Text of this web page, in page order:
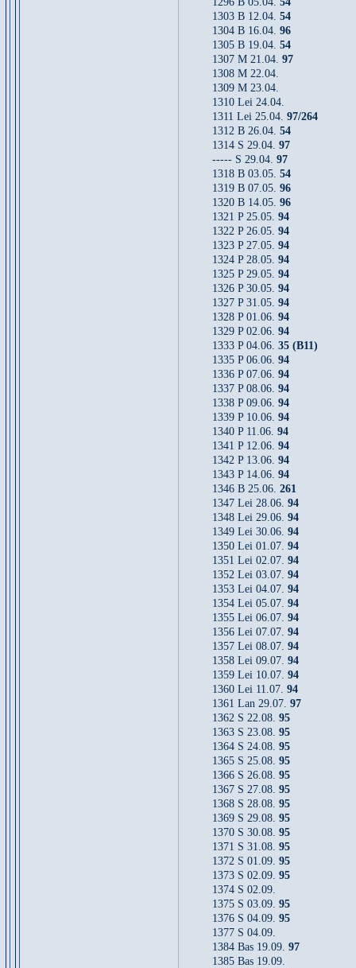
1303 B 12.04. 54
1304 B 16.04. 96
1305 B 19.04. 54
1307 M 21.04. 97
1308 M 22.04.
1309 M 23.04.
1310 Lei 24.04.
1311 Lei 25.04. 97/264
1312 B 26.04. 54
1314 S 29.04. 97
----- S 29.04. 97
1318 B 03.05. 54
1319 B 07.05. 96
1320 B 14.05. 96
1321 P 25.05. 94
1322 P 26.05. 94
1323 P 27.05. 94
1324 P 28.05. 94
1325 P 29.05. 94
1326 P 30.05. 94
1327 P 31.05. 94
1328 P 01.06. 94
1329 P 02.06. 94
1333 P 04.06. 35 (B11)
1335 P 06.06. 94
1336 P 07.06. 94
1337 P 08.06. 94
1338 P 09.06. 94
1339 P 10.06. 94
1340 P 11.06. 94
1341 P 12.06. 94
1342 P 13.06. 94
1343 P 14.06. 94
1346 B 25.06. 261
1347 Lei 28.06. 94
1348 Lei 29.06. 94
1349 Lei 30.06. 94
1350 Lei 01.07. 94
1351 Lei 02.07. 94
1352 Lei 03.07. 94
1353 Lei 04.07. 94
1354 Lei 05.07. 94
1355 Lei 06.07. 94
1356 Lei 07.07. 94
1357 Lei 08.07. 94
1358 Lei 09.07. 94
1359 Lei 10.07. 94
1360 Lei 11.07. 94
1361 Lan 29.07. 97
1362 S 22.08. 95
1363 S 23.08. 95
1364 S 24.08. 95
1365 S 25.08. 95
1366 S 26.08. 95
1367 S 27.08. 95
1368 S 28.08. 95
1369 S 29.08. 95
1370 S 30.08. 95
1371 S 31.08. 95
1372 S 01.09. 95
1373 S 02.09. 95
1374 S 02.09.
1375 S 03.09. 95
1376 S 04.09. 95
1377 S 04.09.
1384 Bas 19.09. 97
1385 Bas 19.09.